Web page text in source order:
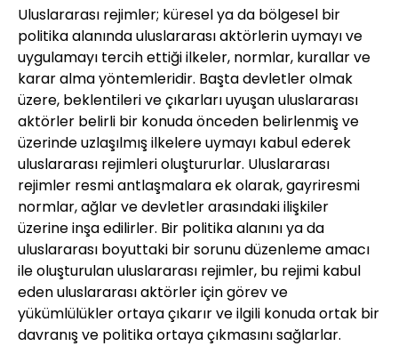
Uluslararası rejimler; küresel ya da bölgesel bir
politika alanında uluslararası aktörlerin uymayı ve
uygulamayı tercih ettiği ilkeler, normlar, kurallar ve
karar alma yöntemleridir. Başta devletler olmak
üzere, beklentileri ve çıkarları uyuşan uluslararası
aktörler belirli bir konuda önceden belirlenmiş ve
üzerinde uzlaşılmış ilkelere uymayı kabul ederek
uluslararası rejimleri oluştururlar. Uluslararası
rejimler resmi antlaşmalara ek olarak, gayriresmi
normlar, ağlar ve devletler arasındaki ilişkiler
üzerine inşa edilirler. Bir politika alanını ya da
uluslararası boyuttaki bir sorunu düzenleme amacı
ile oluşturulan uluslararası rejimler, bu rejimi kabul
eden uluslararası aktörler için görev ve
yükümlülükler ortaya çıkarır ve ilgili konuda ortak bir
davranış ve politika ortaya çıkmasını sağlarlar.